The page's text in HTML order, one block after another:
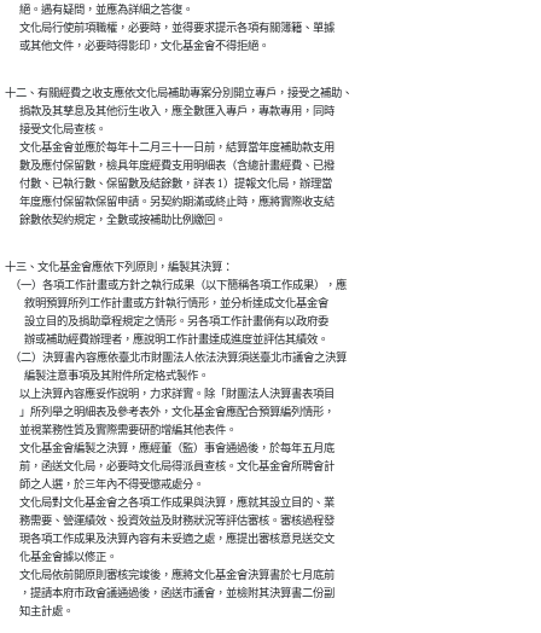
      絕。遇有疑問，並應為詳細之答復。
      文化局行使前項職權，必要時，並得要求提示各項有關簿籍、單據
      或其他文件，必要時得影印，文化基金會不得拒絕。
十二、有關經費之收支應依文化局補助專案分別開立專戶，接受之補助、
      捐款及其孳息及其他衍生收入，應全數匯入專戶，專款專用，同時
      接受文化局查核。
      文化基金會並應於每年十二月三十一日前，結算當年度補助款支用
      數及應付保留數，檢具年度經費支用明細表（含總計畫經費、已撥
      付數、已執行數、保留數及結餘數，詳表 1）提報文化局，辦理當
      年度應付保留款保留申請。另契約期滿或終止時，應將實際收支結
      餘數依契約規定，全數或按補助比例繳回。
十三、文化基金會應依下列原則，編製其決算：
  （一）各項工作計畫或方針之執行成果（以下簡稱各項工作成果），應
        敘明預算所列工作計畫或方針執行情形，並分析達成文化基金會
        設立目的及捐助章程規定之情形。另各項工作計畫倘有以政府委
        辦或補助經費辦理者，應說明工作計畫達成進度並評估其績效。
  （二）決算書內容應依臺北市財團法人依法決算須送臺北市議會之決算
        編製注意事項及其附件所定格式製作。
      以上決算內容應妥作說明，力求詳實。除「財團法人決算書表項目
      」所列舉之明細表及參考表外，文化基金會應配合預算編列情形，
      並視業務性質及實際需要研酌增編其他表件。
      文化基金會編製之決算，應經董（監）事會通過後，於每年五月底
      前，函送文化局，必要時文化局得派員查核。文化基金會所聘會計
      師之人選，於三年內不得受懲戒處分。
      文化局對文化基金會之各項工作成果與決算，應就其設立目的、業
      務需要、營運績效、投資效益及財務狀況等評估審核。審核過程發
      現各項工作成果及決算內容有未妥適之處，應提出審核意見送交文
      化基金會據以修正。
      文化局依前開原則審核完竣後，應將文化基金會決算書於七月底前
      ，提請本府市政會議通過後，函送市議會，並檢附其決算書二份副
      知主計處。